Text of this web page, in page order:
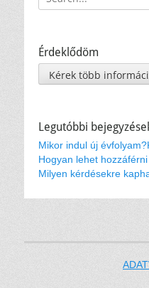
Érdeklődöm
Kérek több
Legutóbbi
Mikor indul új évfolyam?
Hogyan lehet
Milyen kérdésekre